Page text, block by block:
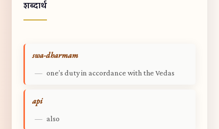
शब्दार्थ
swa-dharmam
— one’s duty in accordance with the Vedas
api
— also